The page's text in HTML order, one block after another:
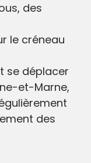
des
le créneau
se déplacer
et-Marne,
des